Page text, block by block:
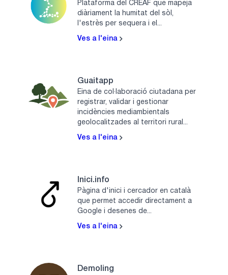
Plataforma del CREAF que mapeja
diàriament la humitat del sòl,
l'estrès per sequera i el...
Ves a l'eina
Guaitapp
Eina de col·laboració ciutadana per
registrar, validar i gestionar
incidències mediambientals
geolocalitzades al territori rural...
Ves a l'eina
Inici.info
Pàgina d'inici i cercador en català
que permet accedir directament a
Google i desenes de...
Ves a l'eina
Demoling